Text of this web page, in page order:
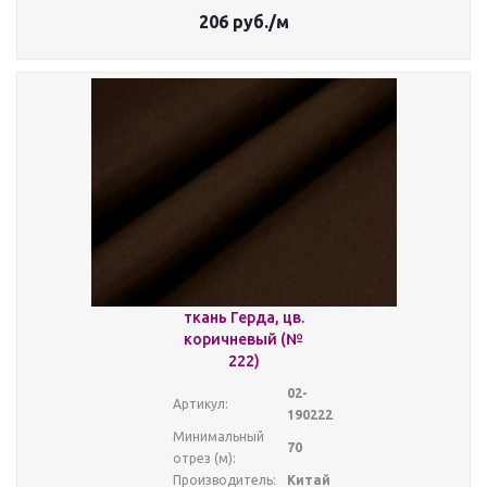
206руб./м
ткань Герда, цв.
коричневый (№
222)
Артикул:
02-
190222
Минимальный
отрез (м):
70
Производитель:
Китай